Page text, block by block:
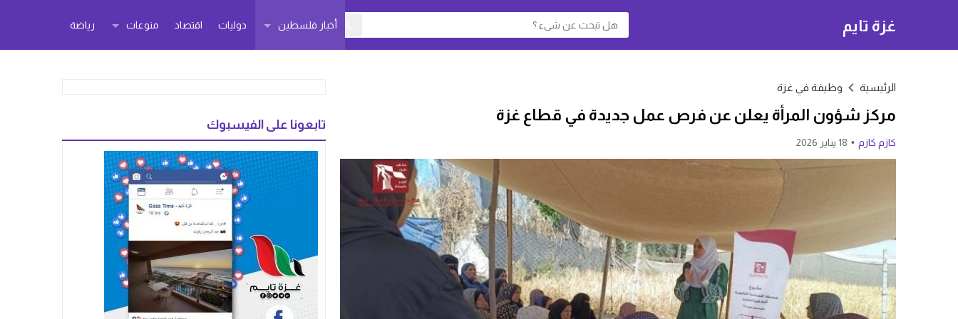
غزة تايم أخبار فلسطين دوليات اقتصاد منوعات رياضة
الرئيسية وظيفة في غزة
مركز شؤون المرأة يعلن عن فرص عمل جديدة في قطاع غزة
كازم كازم 18 يناير 2026
تابعونا على الفيسبوك